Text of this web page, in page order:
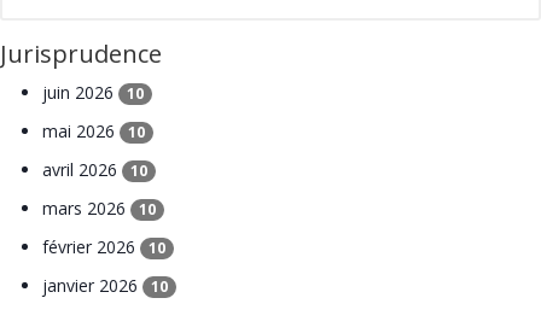
Jurisprudence
juin 2026 10
mai 2026 10
avril 2026 10
mars 2026 10
février 2026 10
janvier 2026 10